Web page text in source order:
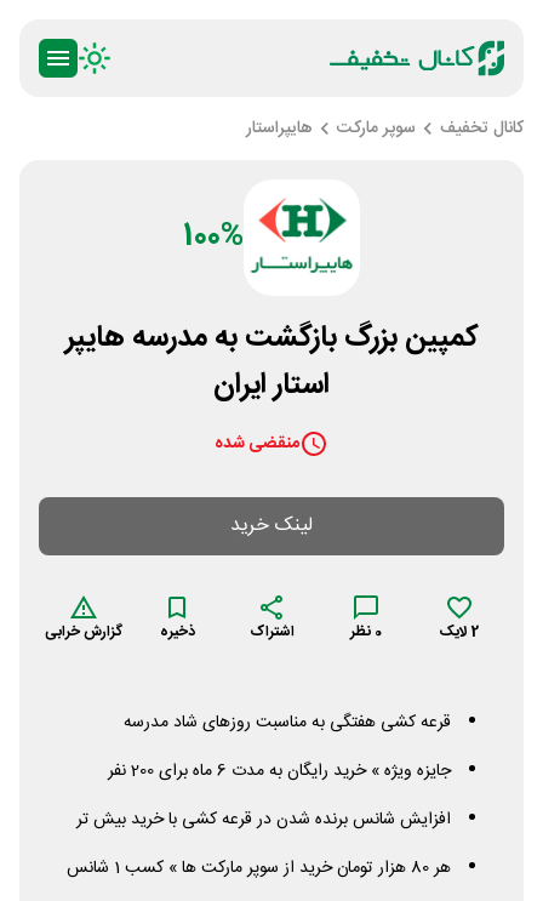
کانال تخفیف سوپر مارکت هایپراستار
100%
کمپین بزرگ بازگشت به مدرسه هایپر
استار ایران
منقضی شده
لینک خرید
2لایک 0 نظر اشتراک ذخیره گزارش خرابی
قرعه کشی هفتگی به مناسبت روزهای شاد مدرسه
جایزه ویژه » خريد رايگان به مدت 6 ماه برای 200 نفر
افزایش شانس برنده شدن در قرعه کشی با خرید بیش تر
هر 80 هزار تومان خرید از سوپر مارکت ها » کسب 1 شانس